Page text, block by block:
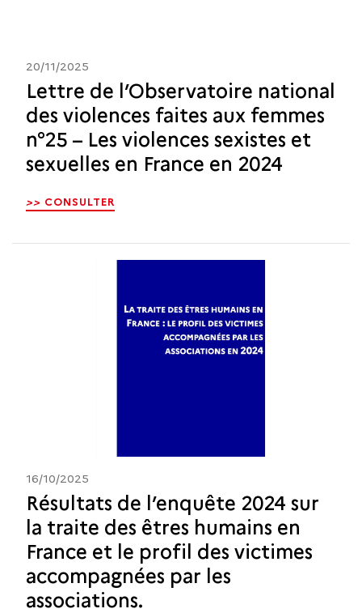
20/11/2025
Lettre de l’Observatoire national
des violences faites aux femmes
n°25 – Les violences sexistes et
sexuelles en France en 2024
>> CONSULTER
16/10/2025
Résultats de l’enquête 2024 sur
la traite des êtres humains en
France et le profil des victimes
accompagnées par les
associations.